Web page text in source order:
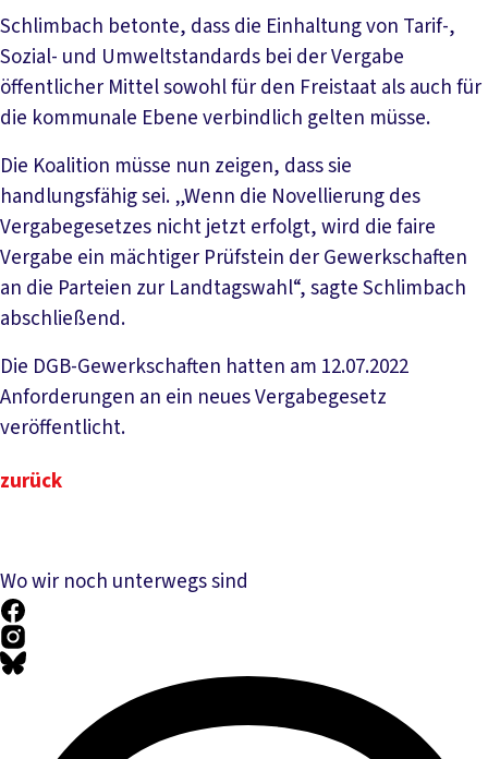
Schlimbach betonte, dass die Einhaltung von Tarif-,
Sozial- und Umweltstandards bei der Vergabe
öffentlicher Mittel sowohl für den Freistaat als auch für
die kommunale Ebene verbindlich gelten müsse.
Die Koalition müsse nun zeigen, dass sie
handlungsfähig sei. „Wenn die Novellierung des
Vergabegesetzes nicht jetzt erfolgt, wird die faire
Vergabe ein mächtiger Prüfstein der Gewerkschaften
an die Parteien zur Landtagswahl“, sagte Schlimbach
abschließend.
Die DGB-Gewerkschaften hatten am 12.07.2022
Anforderungen an ein neues Vergabegesetz
veröffentlicht.
zurück
Wo wir noch unterwegs sind